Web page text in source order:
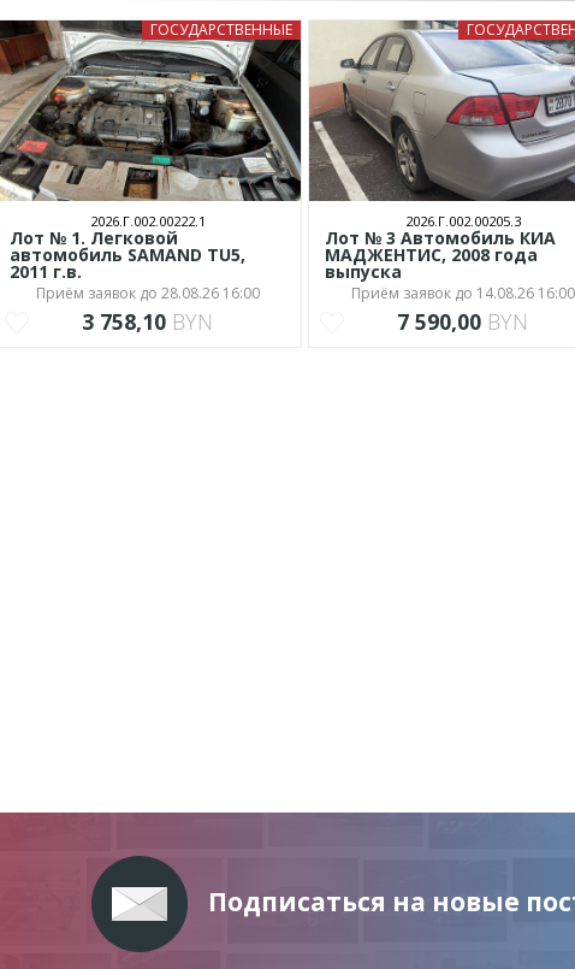
ГОСУДАРСТВЕННЫЕ
2026.Г.002.00222.1
Лот № 1. Легковой
автомобиль SAMAND TU5,
2011 г.в.
Приём заявок до 28.08.26 16:00
3 758,10 BYN
2026.Г.002.00205.3
Лот № 3 Автомобиль КИА
МАДЖЕНТИС, 2008 года
выпуска
Приём заявок до 14.08.26 16:00
7 590,00 BYN
Подписаться на новые